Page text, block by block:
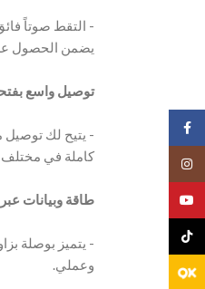
‫توصيل واسع بفتحة 3.5
‫طاقة وبيانات عبر USB